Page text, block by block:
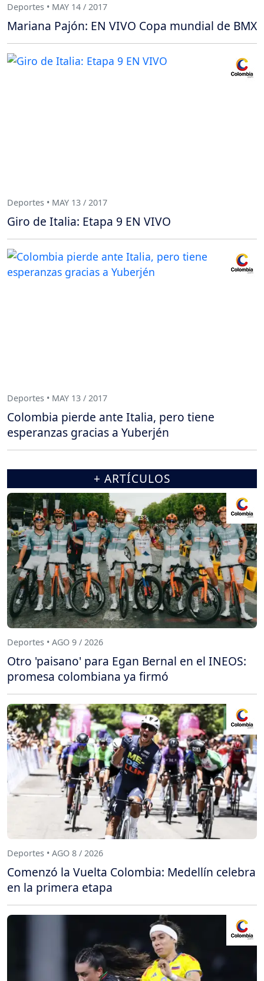
Deportes • MAY 14 / 2017
Mariana Pajón: EN VIVO Copa mundial de BMX
Deportes • MAY 13 / 2017
Giro de Italia: Etapa 9 EN VIVO
Deportes • MAY 13 / 2017
Colombia pierde ante Italia, pero tiene
esperanzas gracias a Yuberjén
+ ARTÍCULOS
Deportes • AGO 9 / 2026
Otro 'paisano' para Egan Bernal en el INEOS:
promesa colombiana ya firmó
Deportes • AGO 8 / 2026
Comenzó la Vuelta Colombia: Medellín celebra
en la primera etapa